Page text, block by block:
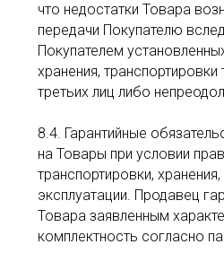
что недостатки Товара
передачи Покупателю
Покупателем
хранения, транспортировки
третьих лиц либо
8.4. Гарантийные
на Товары при условии
транспортировки,
эксплуатации. Продавец
Товара заявленным
комплектность согласно